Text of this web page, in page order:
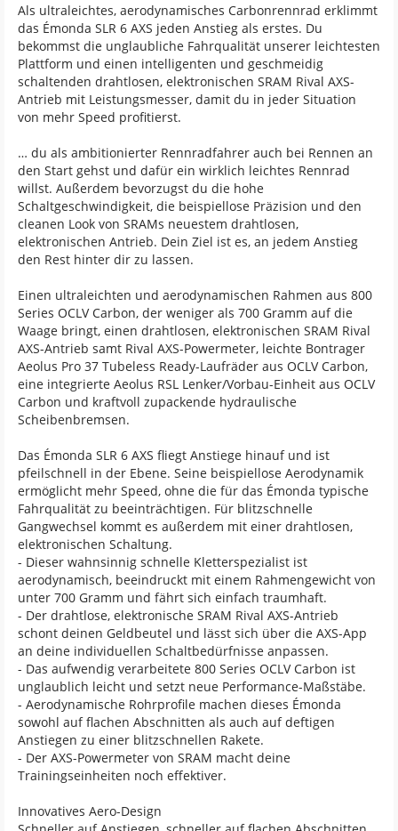
Als ultraleichtes, aerodynamisches Carbonrennrad erklimmt
das Émonda SLR 6 AXS jeden Anstieg als erstes. Du
bekommst die unglaubliche Fahrqualität unserer leichtesten
Plattform und einen intelligenten und geschmeidig
schaltenden drahtlosen, elektronischen SRAM Rival AXS-
Antrieb mit Leistungsmesser, damit du in jeder Situation
von mehr Speed profitierst.
… du als ambitionierter Rennradfahrer auch bei Rennen an
den Start gehst und dafür ein wirklich leichtes Rennrad
willst. Außerdem bevorzugst du die hohe
Schaltgeschwindigkeit, die beispiellose Präzision und den
cleanen Look von SRAMs neuestem drahtlosen,
elektronischen Antrieb. Dein Ziel ist es, an jedem Anstieg
den Rest hinter dir zu lassen.
Einen ultraleichten und aerodynamischen Rahmen aus 800
Series OCLV Carbon, der weniger als 700 Gramm auf die
Waage bringt, einen drahtlosen, elektronischen SRAM Rival
AXS-Antrieb samt Rival AXS-Powermeter, leichte Bontrager
Aeolus Pro 37 Tubeless Ready-Laufräder aus OCLV Carbon,
eine integrierte Aeolus RSL Lenker/Vorbau-Einheit aus OCLV
Carbon und kraftvoll zupackende hydraulische
Scheibenbremsen.
Das Émonda SLR 6 AXS fliegt Anstiege hinauf und ist
pfeilschnell in der Ebene. Seine beispiellose Aerodynamik
ermöglicht mehr Speed, ohne die für das Émonda typische
Fahrqualität zu beeinträchtigen. Für blitzschnelle
Gangwechsel kommt es außerdem mit einer drahtlosen,
elektronischen Schaltung.
- Dieser wahnsinnig schnelle Kletterspezialist ist
aerodynamisch, beeindruckt mit einem Rahmengewicht von
unter 700 Gramm und fährt sich einfach traumhaft.
- Der drahtlose, elektronische SRAM Rival AXS-Antrieb
schont deinen Geldbeutel und lässt sich über die AXS-App
an deine individuellen Schaltbedürfnisse anpassen.
- Das aufwendig verarbeitete 800 Series OCLV Carbon ist
unglaublich leicht und setzt neue Performance-Maßstäbe.
- Aerodynamische Rohrprofile machen dieses Émonda
sowohl auf flachen Abschnitten als auch auf deftigen
Anstiegen zu einer blitzschnellen Rakete.
- Der AXS-Powermeter von SRAM macht deine
Trainingseinheiten noch effektiver.
Innovatives Aero-Design